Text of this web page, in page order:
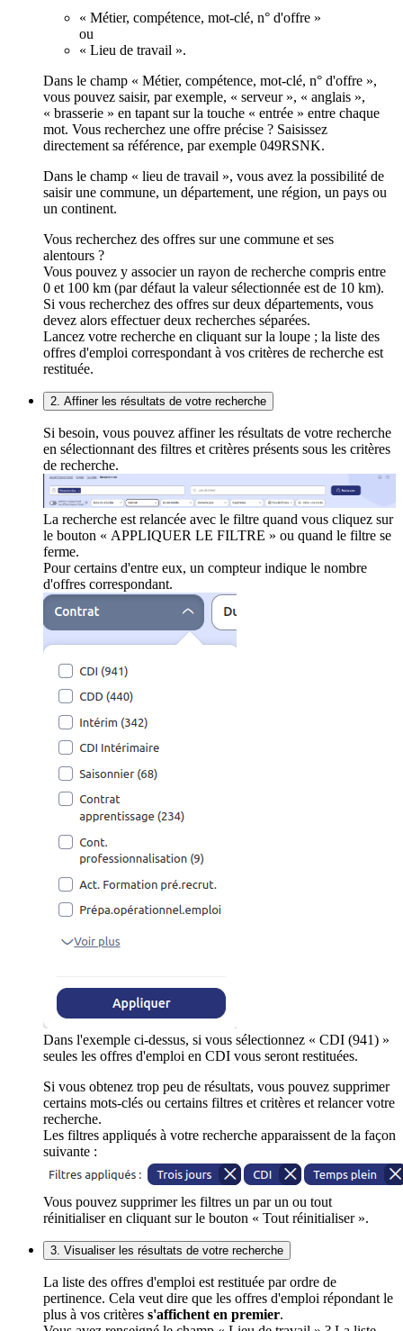
« Métier, compétence, mot-clé, n° d'offre »
ou
« Lieu de travail ».
Dans le champ « Métier, compétence, mot-clé, n° d'offre »,
vous pouvez saisir, par exemple, « serveur », « anglais »,
« brasserie » en tapant sur la touche « entrée » entre chaque
mot. Vous recherchez une offre précise ? Saisissez
directement sa référence, par exemple 049RSNK.
Dans le champ « lieu de travail », vous avez la possibilité de
saisir une commune, un département, une région, un pays ou
un continent.
Vous recherchez des offres sur une commune et ses
alentours ?
Vous pouvez y associer un rayon de recherche compris entre
0 et 100 km (par défaut la valeur sélectionnée est de 10 km).
Si vous recherchez des offres sur deux départements, vous
devez alors effectuer deux recherches séparées.
Lancez votre recherche en cliquant sur la loupe ; la liste des
offres d'emploi correspondant à vos critères de recherche est
restituée.
2. Affiner les résultats de votre recherche
Si besoin, vous pouvez affiner les résultats de votre recherche
en sélectionnant des filtres et critères présents sous les critères
de recherche.
La recherche est relancée avec le filtre quand vous cliquez sur
le bouton « APPLIQUER LE FILTRE » ou quand le filtre se
ferme.
Pour certains d'entre eux, un compteur indique le nombre
d'offres correspondant.
Dans l'exemple ci-dessus, si vous sélectionnez « CDI (941) »
seules les offres d'emploi en CDI vous seront restituées.
Si vous obtenez trop peu de résultats, vous pouvez supprimer
certains mots-clés ou certains filtres et critères et relancer votre
recherche.
Les filtres appliqués à votre recherche apparaissent de la façon
suivante :
Vous pouvez supprimer les filtres un par un ou tout
réinitialiser en cliquant sur le bouton « Tout réinitialiser ».
3. Visualiser les résultats de votre recherche
La liste des offres d'emploi est restituée par ordre de
pertinence. Cela veut dire que les offres d'emploi répondant le
plus à vos critères s'affichent en premier.